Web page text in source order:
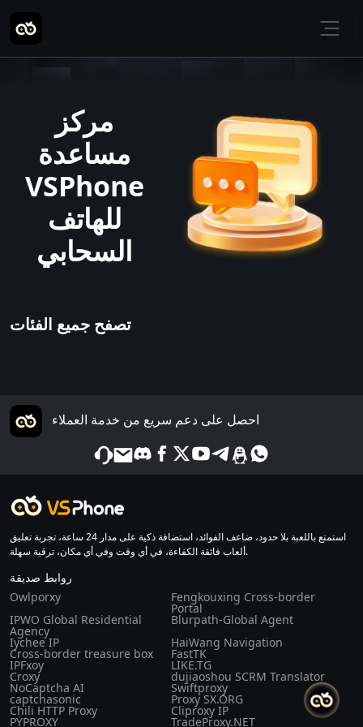
مركز
مساعدة
VSPhone
للهاتف
السحابي
تصفح جميع الفئات
احصل على دعم سريع من خدمة العملاء
استمتع باللعبة بلا حدود، ضاعف الفوائد، استضافة ذكية على مدار 24 ساعة، تجربة تعليق
ألعاب فائقة الكفاءة، في أي وقت وفي أي مكان، ترقية سهلة.
روابط صديقة
Owlporxy
Fengkouxing Cross-border
Portal
IPWO Global Residential
Agency
Blurpath-Global Agent
Iychee IP
HaiWang Navigation
Cross-border treasure box FastTK
IPFxoy LIKE.TG
Croxy dujiaoshou SCRM Translator
NoCaptcha AI Swiftproxy
captchasonic Proxy SX.ORG
Chili HTTP Proxy Cliproxy IP
PYPROXY TradeProxy.NET